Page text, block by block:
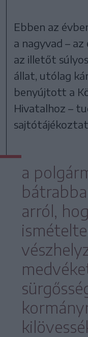
Ebben az
a nagyvad –
az illetőt
állat, utólag
benyújtott a
Hivatalhoz –
a
arról,